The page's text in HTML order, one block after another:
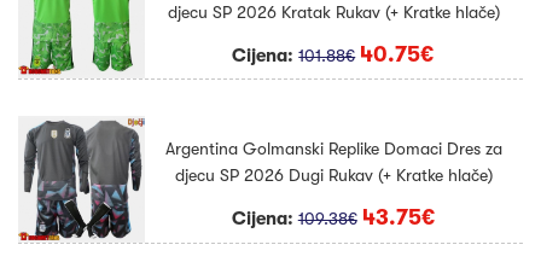
djecu SP 2026 Kratak Rukav (+ Kratke hlače)
Cijena:101.88€ 40.75€
Argentina Golmanski Replike Domaci Dres za
djecu SP 2026 Dugi Rukav (+ Kratke hlače)
Cijena:109.38€ 43.75€